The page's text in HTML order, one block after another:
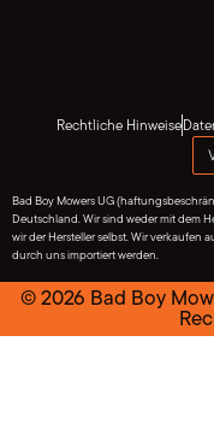
Rechtliche Hinweise
Bad Boy Mowers UG
Deutschland. Wir sind weder mit dem
wir der Hersteller selbst. Wir verkaufen
durch uns importiert werden.
© 2026 Bad Boy